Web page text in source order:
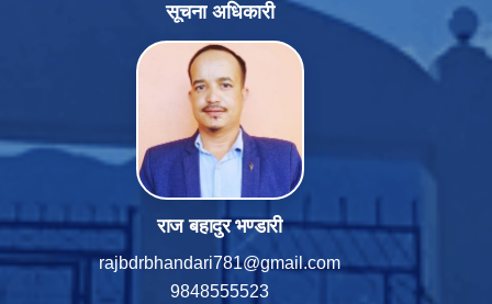
सूचना अधिकारी
राज बहादुर भण्डारी
rajbdrbhandari781@gmail.com
9848555523